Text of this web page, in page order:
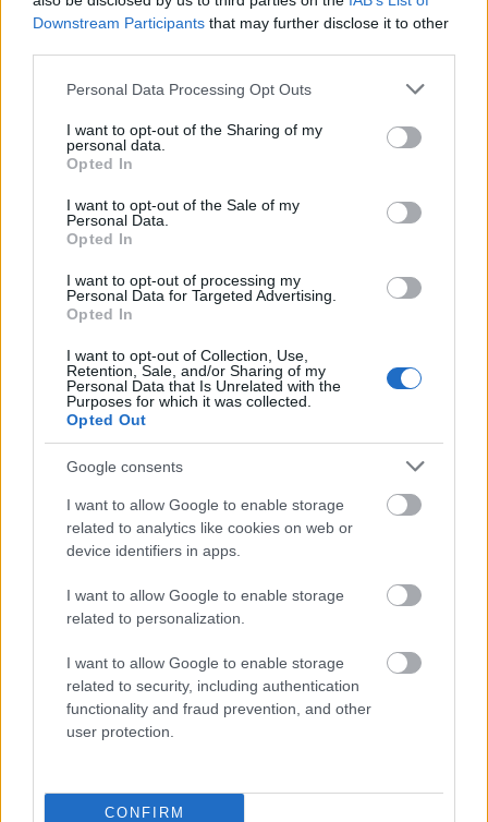
Downstream Participants that may further disclose it to other
Please note that this website/app uses one or more Google
not limited to your visit or usage behaviour. You may click to
grant or deny consent to Google and its third-party tags to
use your data for below specified purposes in below Google
consent section.
Personal Data Processing Opt Outs
I want to opt-out of the Sharing of my
personal data.
Opted In
I want to opt-out of the Sale of my
Personal Data.
Opted In
I want to opt-out of processing my
Personal Data for Targeted Advertising.
Opted In
I want to opt-out of Collection, Use,
Retention, Sale, and/or Sharing of my
Personal Data that Is Unrelated with the
Purposes for which it was collected.
Opted Out
Google consents
I want to allow Google to enable storage
related to analytics like cookies on web or
device identifiers in apps.
I want to allow Google to enable storage
related to personalization.
I want to allow Google to enable storage
related to security, including authentication
functionality and fraud prevention, and other
user protection.
CONFIRM
Zobacz, co zyskują abonenci Dobrego słownika.
Często sprawdzane
Zwracanie się do własnego dziadka
tego Hugona, kiedytego Huga, kiedy
jeszcze o odmianie imieniaHugo
czymielići o odmianie
Ciekawostki
jak w dym— Skąd ten dym?
lwia część— Dlaczegolwiaczęść?
Mogą Cię zainteresować również hasła
scrobblować
emu